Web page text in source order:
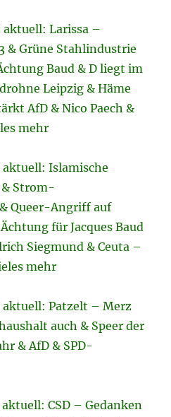
aktuell: Larissa –
& Grüne Stahlindustrie
Baud & D liegt im
Leipzig & Häme
AfD & Nico Paech &
mehr
aktuell: Islamische
Strom-
Queer-Angriff auf
für Jacques Baud
Siegmund & Ceuta –
mehr
aktuell: Patzelt – Merz
auch & Speer der
& AfD & SPD-
CSD – Gedanken